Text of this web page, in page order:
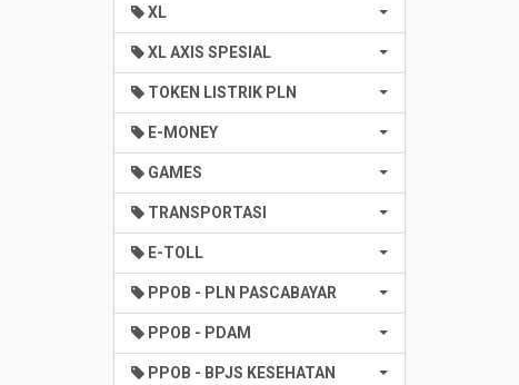
XL
XL AXIS SPESIAL
TOKEN LISTRIK PLN
E-MONEY
GAMES
TRANSPORTASI
E-TOLL
PPOB - PLN PASCABAYAR
PPOB - PDAM
PPOB - BPJS KESEHATAN